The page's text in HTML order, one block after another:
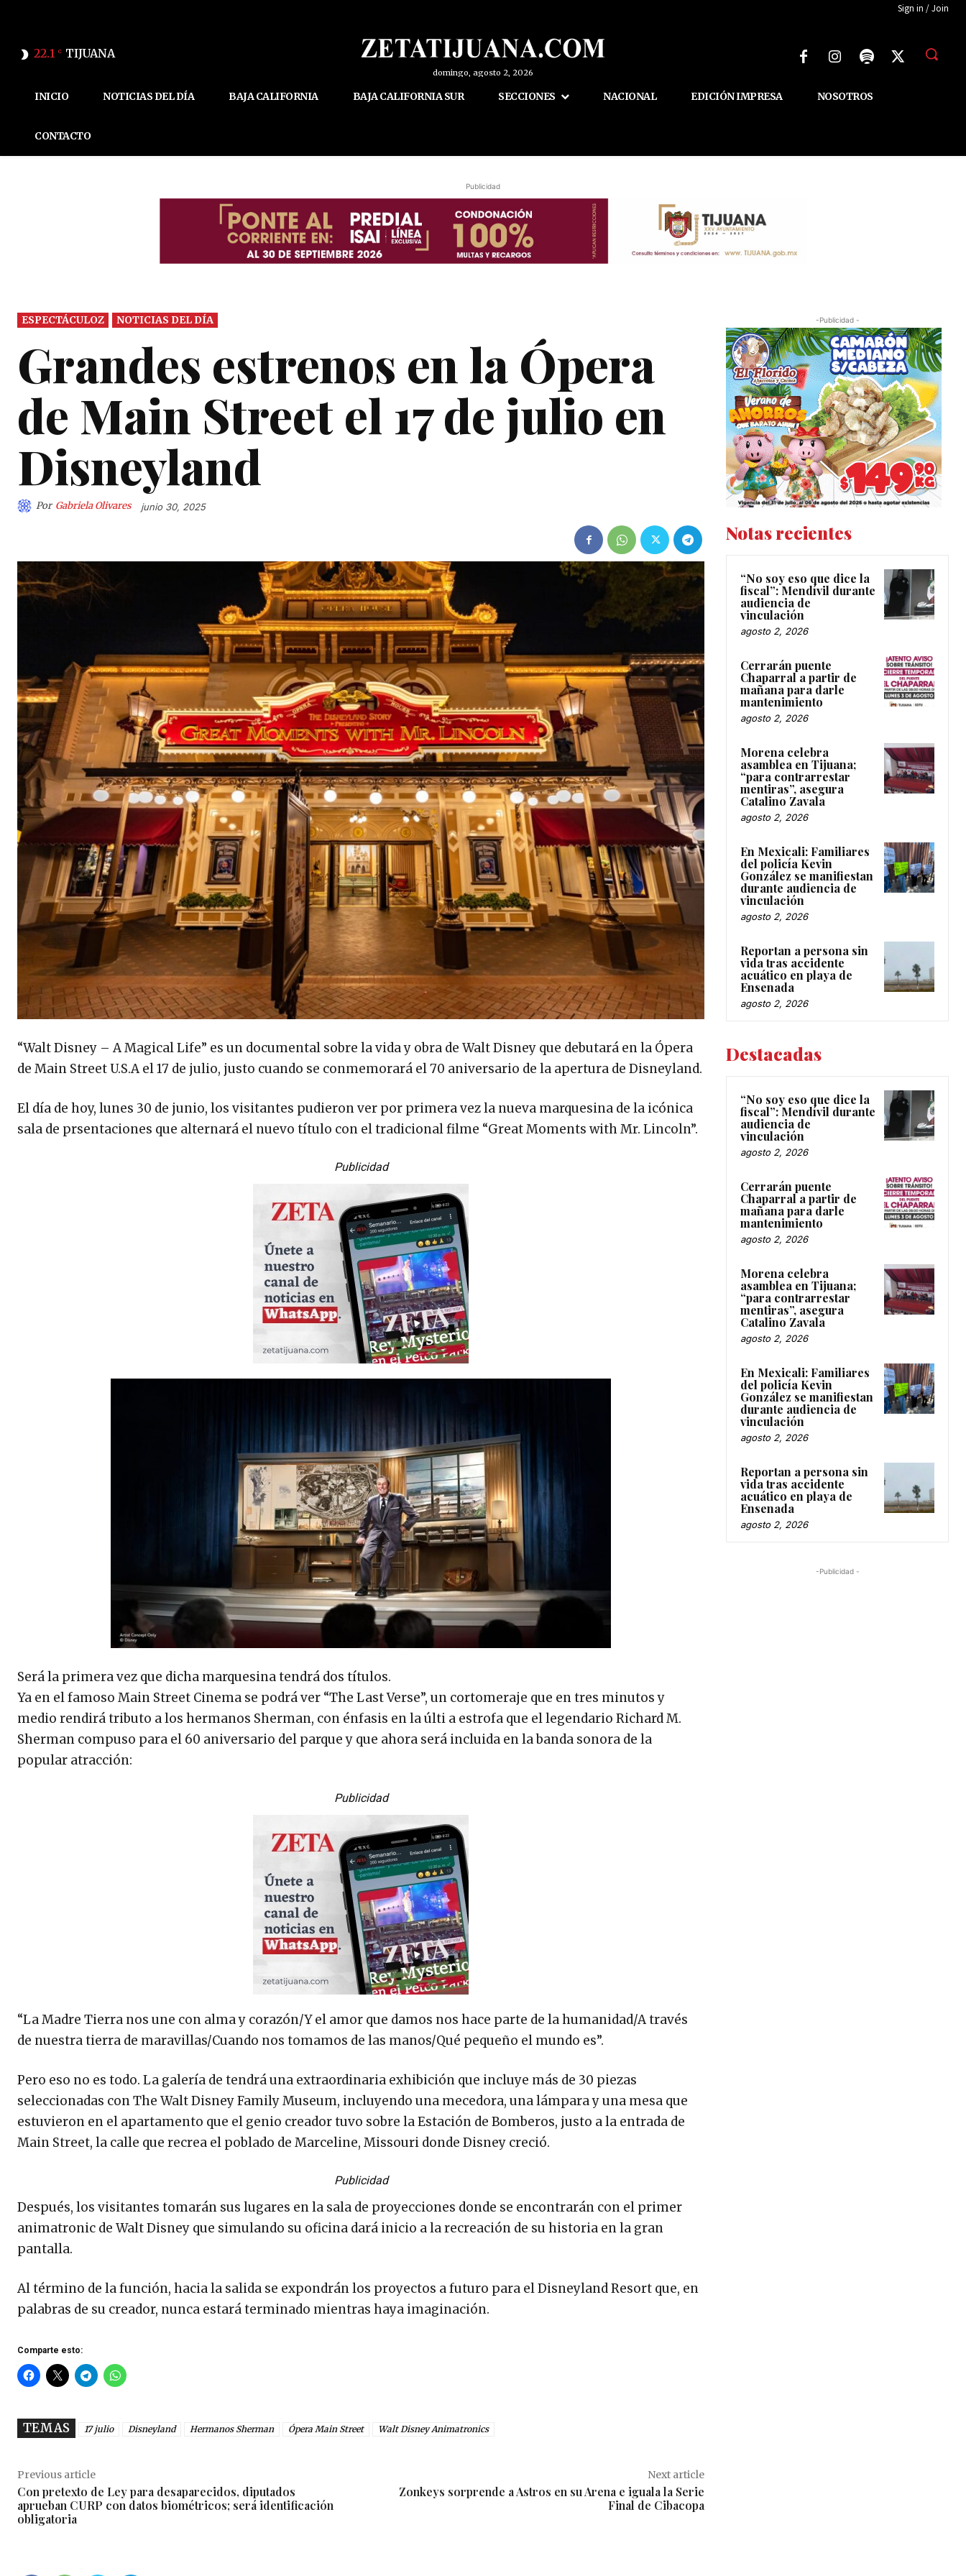
Sign in / Join
22.1 C TIJUANA
domingo, agosto 2, 2026
INICIO NOTICIAS DEL DÍA BAJA CALIFORNIA BAJA CALIFORNIA SUR SECCIONES NACIONAL EDICIÓN IMPRESA NOSOTROS
CONTACTO
Publicidad
ESPECTÁCULOZ NOTICIAS DEL DÍA
Grandes estrenos en la Ópera
de Main Street el 17 de julio en
Disneyland
Por Gabriela Olivares junio 30, 2025
“Walt Disney – A Magical Life” es un documental sobre la vida y obra de Walt Disney que debutará en la Ópera
de Main Street U.S.A el 17 de julio, justo cuando se conmemorará el 70 aniversario de la apertura de Disneyland.
El día de hoy, lunes 30 de junio, los visitantes pudieron ver por primera vez la nueva marquesina de la icónica
sala de prsentaciones que alternará el nuevo título con el tradicional filme “Great Moments with Mr. Lincoln”.
Publicidad
Será la primera vez que dicha marquesina tendrá dos títulos.
Ya en el famoso Main Street Cinema se podrá ver “The Last Verse”, un cortomeraje que en tres minutos y
medio rendirá tributo a los hermanos Sherman, con énfasis en la últi a estrofa que el legendario Richard M.
Sherman compuso para el 60 aniversario del parque y que ahora será incluida en la banda sonora de la
popular atracción:
Publicidad
“La Madre Tierra nos une con alma y corazón/Y el amor que damos nos hace parte de la humanidad/A través
de nuestra tierra de maravillas/Cuando nos tomamos de las manos/Qué pequeño el mundo es”.
Pero eso no es todo. La galería de tendrá una extraordinaria exhibición que incluye más de 30 piezas
seleccionadas con The Walt Disney Family Museum, incluyendo una mecedora, una lámpara y una mesa que
estuvieron en el apartamento que el genio creador tuvo sobre la Estación de Bomberos, justo a la entrada de
Main Street, la calle que recrea el poblado de Marceline, Missouri donde Disney creció.
Publicidad
Después, los visitantes tomarán sus lugares en la sala de proyecciones donde se encontrarán con el primer
animatronic de Walt Disney que simulando su oficina dará inicio a la recreación de su historia en la gran
pantalla.
Al término de la función, hacia la salida se expondrán los proyectos a futuro para el Disneyland Resort que, en
palabras de su creador, nunca estará terminado mientras haya imaginación.
Comparte esto:
TEMAS 17 julio Disneyland Hermanos Sherman Ópera Main Street Walt Disney Animatronics
Previous article
Con pretexto de Ley para desaparecidos, diputados
aprueban CURP con datos biométricos; será identificación
obligatoria
Next article
Zonkeys sorprende a Astros en su Arena e iguala la Serie
Final de Cibacopa
-Publicidad -
Notas recientes
“No soy eso que dice la
fiscal”: Mendívil durante
audiencia de
vinculación
agosto 2, 2026
Cerrarán puente
Chaparral a partir de
mañana para darle
mantenimiento
agosto 2, 2026
Morena celebra
asamblea en Tijuana;
“para contrarrestar
mentiras”, asegura
Catalino Zavala
agosto 2, 2026
En Mexicali: Familiares
del policía Kevin
González se manifiestan
durante audiencia de
vinculación
agosto 2, 2026
Reportan a persona sin
vida tras accidente
acuático en playa de
Ensenada
agosto 2, 2026
Destacadas
“No soy eso que dice la
fiscal”: Mendívil durante
audiencia de
vinculación
agosto 2, 2026
Cerrarán puente
Chaparral a partir de
mañana para darle
mantenimiento
agosto 2, 2026
Morena celebra
asamblea en Tijuana;
“para contrarrestar
mentiras”, asegura
Catalino Zavala
agosto 2, 2026
En Mexicali: Familiares
del policía Kevin
González se manifiestan
durante audiencia de
vinculación
agosto 2, 2026
Reportan a persona sin
vida tras accidente
acuático en playa de
Ensenada
agosto 2, 2026
-Publicidad -